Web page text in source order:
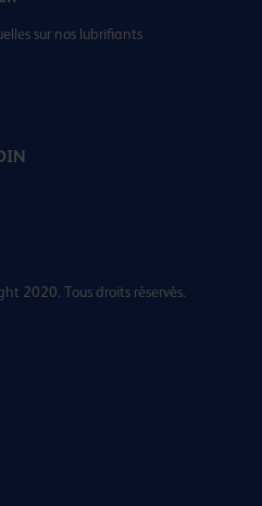
sur nos lubrifiants
2020. Tous droits réservés.